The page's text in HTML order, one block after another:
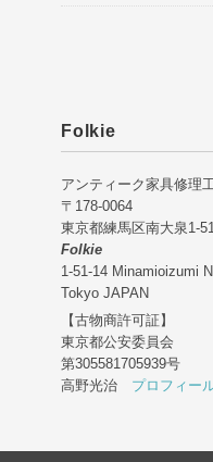
Folkie
アンティーク家具修理
〒178-0064
東京都練馬区南大泉1-
Folkie
1-51-14 Minamioizumi
Tokyo JAPAN
【古物商許可証】
東京都公安委員会
第305581705939号
高野光治 プロフィー